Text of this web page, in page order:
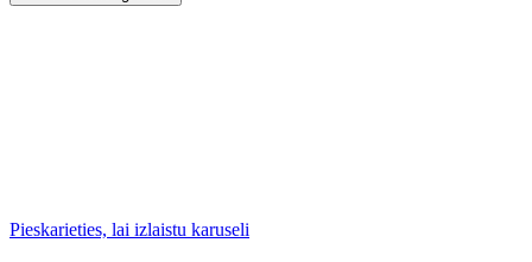
Pieskarieties, lai izlaistu karuseli